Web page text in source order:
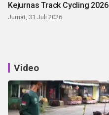
Kejurnas Track Cycling 2026
Jumat, 31 Juli 2026
Video